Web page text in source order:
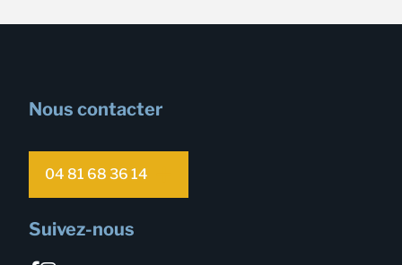
Nous contacter
04 81 68 36 14
Suivez-nous